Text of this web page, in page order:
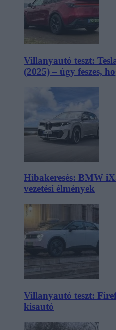
Villanyautó teszt:
(2025) – úgy feszes,
Hibakeresés: BMW
vezetési élmények
Villanyautó teszt:
kisautó